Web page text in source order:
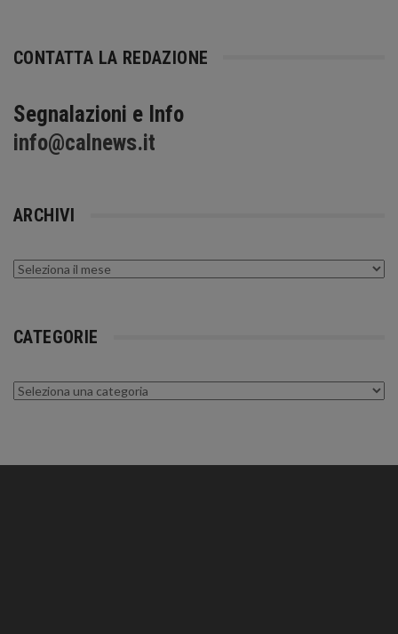
CONTATTA LA REDAZIONE
Segnalazioni e Info
info@calnews.it
ARCHIVI
Archivi
CATEGORIE
Categorie